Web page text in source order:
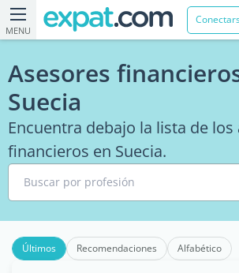
MENU
Asesores
Suecia
Encuentra debajo la lista de los
financieros en Suecia.
Buscar por profesión
Últimos Recomendaciones Alfabético